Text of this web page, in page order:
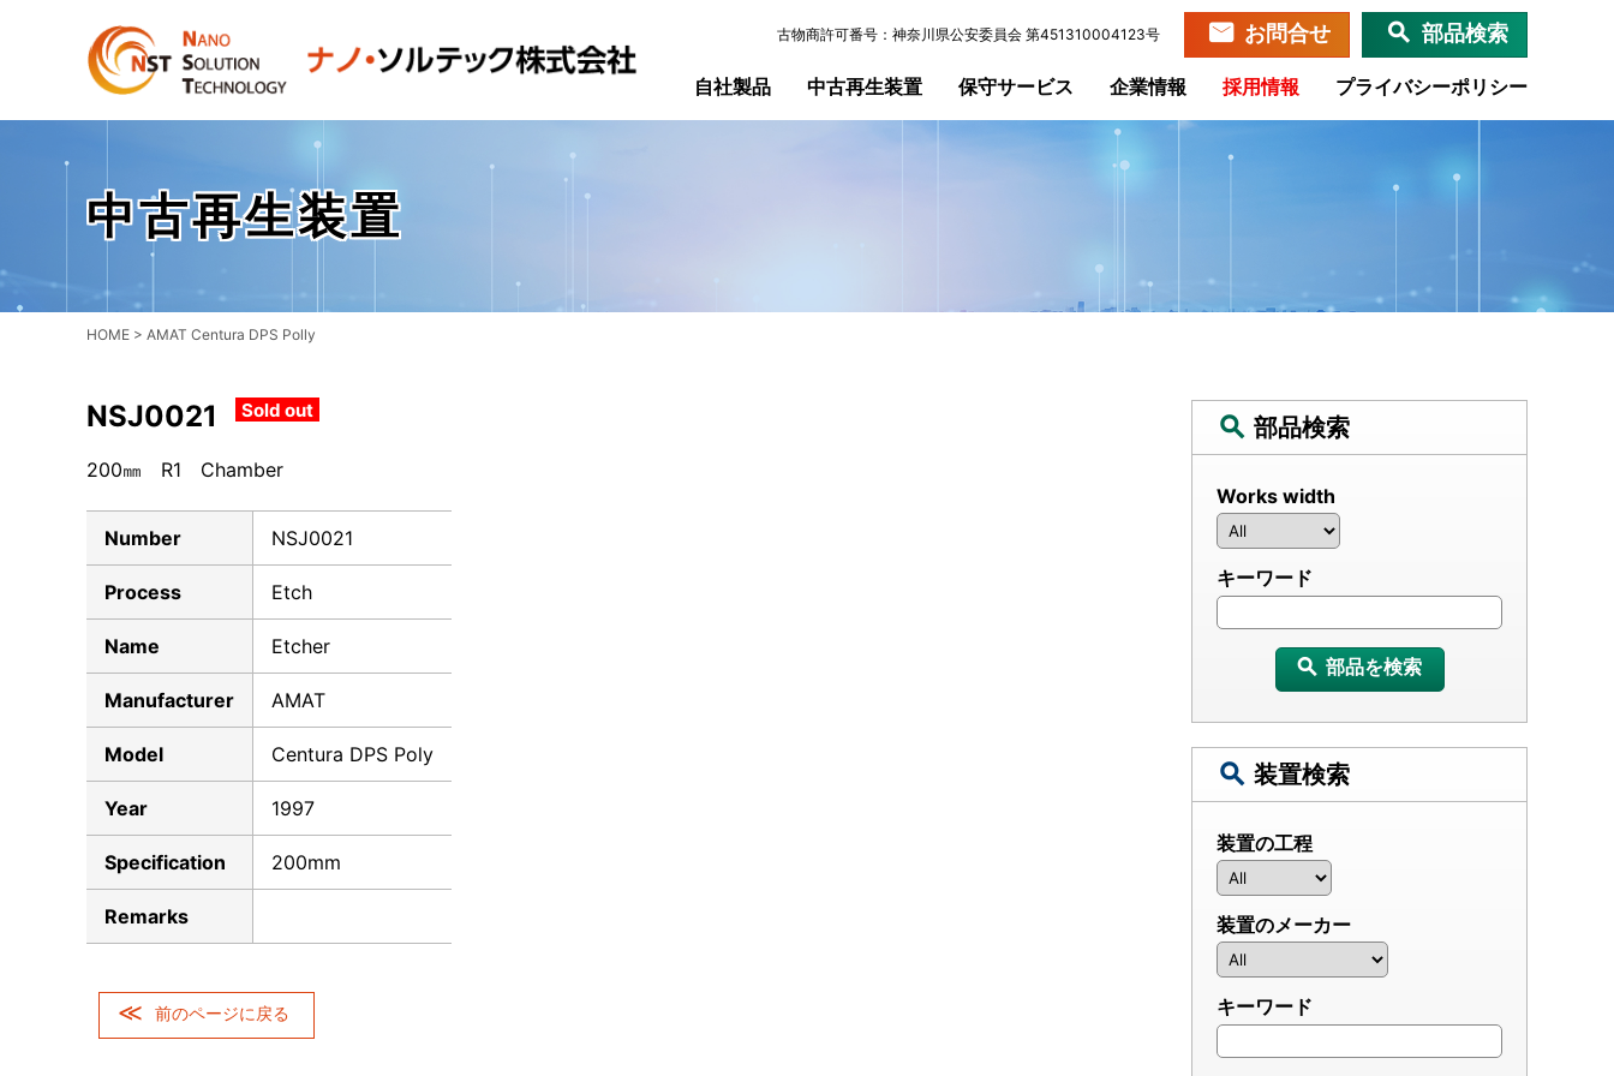
古物商許可番号：神奈川県公安委員会 第451310004123号 お問合せ 部品検索
自社製品 中古再生装置 保守サービス 企業情報 採用情報 プライバシーポリシー
中古再生装置
HOME > AMAT Centura DPS Polly
NSJ0021 Sold out
200㎜ R1 Chamber
Number NSJ0021
Process Etch
Name Etcher
Manufacturer AMAT
Model Centura DPS Poly
Year 1997
Specification 200mm
Remarks
前のページに戻る
部品検索
Works width
キーワード
部品を検索
装置検索
装置の工程
装置のメーカー
キーワード